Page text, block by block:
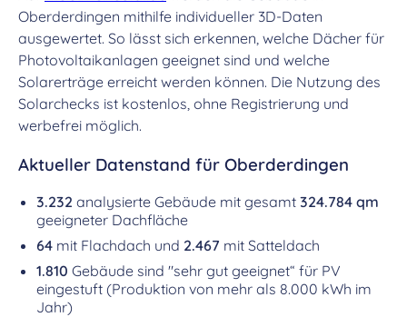
Oberderdingen mithilfe individueller 3D-Daten
ausgewertet. So lässt sich erkennen, welche Dächer für
Photovoltaikanlagen geeignet sind und welche
Solarerträge erreicht werden können. Die Nutzung des
Solarchecks ist kostenlos, ohne Registrierung und
werbefrei möglich.
Aktueller Datenstand für Oberderdingen
3.232 analysierte Gebäude mit gesamt 324.784 qm
geeigneter Dachfläche
64 mit Flachdach und 2.467 mit Satteldach
1.810 Gebäude sind "sehr gut geeignet“ für PV
eingestuft (Produktion von mehr als 8.000 kWh im
Jahr)